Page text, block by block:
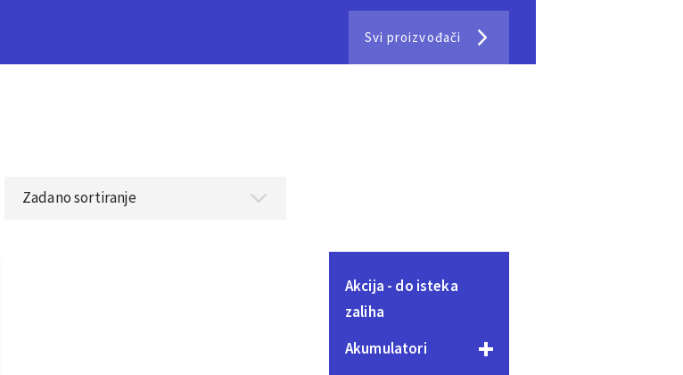
Svi proizvođači
Akcija - do isteka
zaliha
Akumulatori